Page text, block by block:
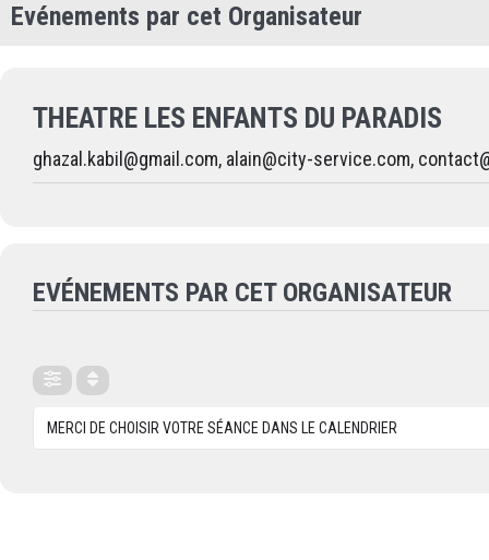
Evénements par cet Organisateur
THEATRE LES ENFANTS DU PARADIS
ghazal.kabil@gmail.com, alain@city-service.com,
EVÉNEMENTS PAR CET ORGANISATEUR
MERCI DE CHOISIR VOTRE SÉANCE DANS LE CALENDRIER